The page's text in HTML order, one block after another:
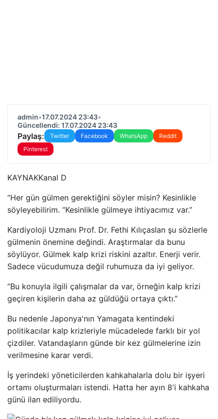
admin•17.07.2024 23:43•
Güncellendi: 17.07.2024 23:43
Paylaş: Twitter Facebook WhatsApp
Reddit
Pinterest
KAYNAKKanal D
“Her gün gülmen gerektiğini söyler misin? Kesinlikle
söyleyebilirim. “Kesinlikle gülmeye ihtiyacımız var.”
Kardiyoloji Uzmanı Prof. Dr. Fethi Kılıçaslan şu sözlerle
gülmenin önemine değindi. Araştırmalar da bunu
söylüyor. Gülmek kalp krizi riskini azaltır. Enerji verir.
Sadece vücudumuza değil ruhumuza da iyi geliyor.
“Bu konuyla ilgili çalışmalar da var, örneğin kalp krizi
geçiren kişilerin daha az güldüğü ortaya çıktı.”
Bu nedenle Japonya'nın Yamagata kentindeki
politikacılar kalp krizleriyle mücadelede farklı bir yol
çizdiler. Vatandaşların günde bir kez gülmelerine izin
verilmesine karar verdi.
İş yerindeki yöneticilerden kahkahalarla dolu bir işyeri
ortamı oluşturmaları istendi. Hatta her ayın 8'i kahkaha
günü ilan ediliyordu.